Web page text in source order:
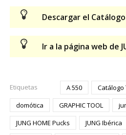
Descargar el
Ir a la página web de
Etiquetas A 550
Catálogo
domótica
GRAPHIC TOOL
JUNG HOME Pucks
JUNG Ibérica